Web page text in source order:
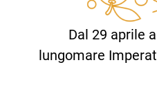
Dal 29 aprile
lungomare